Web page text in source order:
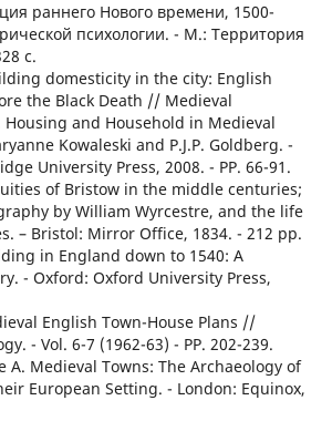
раннего Нового времени, 1500-
психологии. - М.: Территория
с.
domesticity in the city: English
the Black Death // Medieval
Housing and Household in Medieval
Kowaleski and P.J.P. Goldberg. -
University Press, 2008. - PP. 66-91.
of Bristow in the middle centuries;
by William Wyrcestre, and the life
– Bristol: Mirror Office, 1834. - 212 pp.
in England down to 1540: A
- Oxford: Oxford University Press,
English Town-House Plans //
- Vol. 6-7 (1962-63) - PP. 202-239.
A. Medieval Towns: The Archaeology of
European Setting. - London: Equinox,